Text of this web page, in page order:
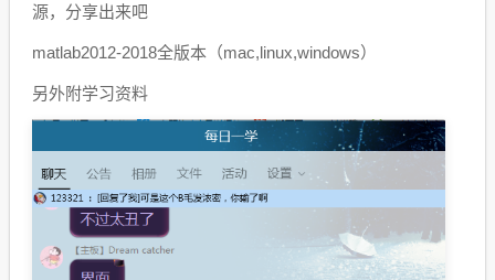
源，分享出来吧
matlab2012-2018全版本（mac,linux,windows）
另外附学习资料